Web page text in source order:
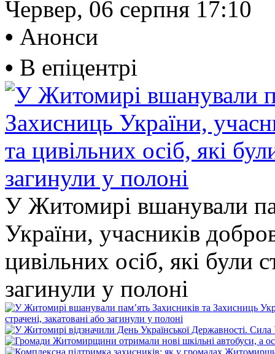
Червер, 06 серпня 17:10
• Анонси
• В епіцентрі
У Житомирі вшанували
України, учасників
цивільних осіб, які були
загинули у полоні